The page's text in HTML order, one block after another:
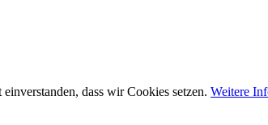
dass wir Cookies setzen. Weitere